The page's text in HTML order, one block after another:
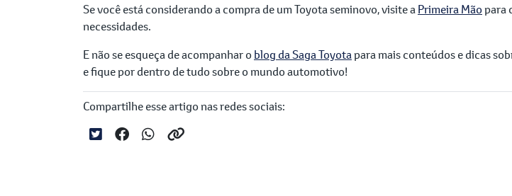
Se você está considerando a compra de um Toyota seminovo, visite aPrimeira Mãopara
necessidades.
E não se esqueça de acompanhar o blog da Saga Toyotapara mais conteúdos e dicas
e fique por dentro de tudo sobre o mundo automotivo!
Compartilhe esse artigo nas redes sociais: